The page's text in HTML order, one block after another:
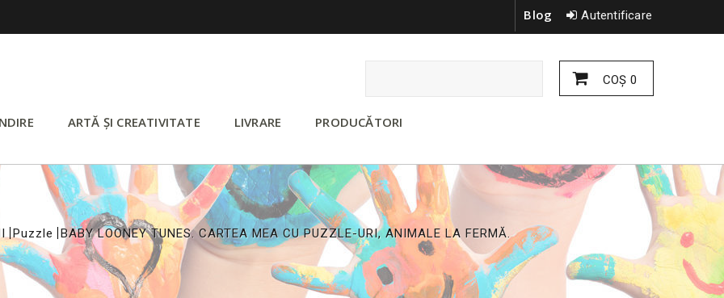
Autentificare
Blog
COŞ 0
ARTĂ ȘI CREATIVITATE LIVRARE PRODUCĂTORI
Puzzle
>
BABY LOONEY TUNES. CARTEA MEA CU PUZZLE-URI, ANIMALE LA FERMĂ.